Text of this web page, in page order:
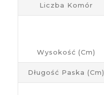
Liczba Komór
Wysokość (cm)
Długość Paska (cm)